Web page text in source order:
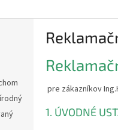
pre zákazníkov
1. ÚVODNÉ